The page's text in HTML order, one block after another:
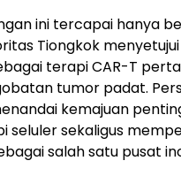
ini tercapai hanya
Tiongkok
terapi CAR-T
tumor padat.
kemajuan
seluler sekaligus
salah satu pusat